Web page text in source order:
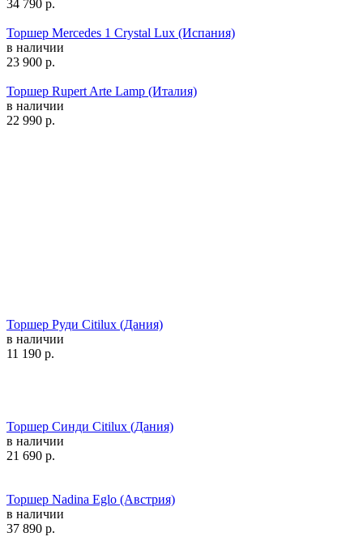
34 790 р.
Торшер Mercedes 1 Crystal Lux (Испания)
в наличии
23 900 р.
Торшер Rupert Arte Lamp (Италия)
в наличии
22 990 р.
Торшер Руди Citilux (Дания)
в наличии
11 190 р.
Торшер Синди Citilux (Дания)
в наличии
21 690 р.
Торшер Nadina Eglo (Австрия)
в наличии
37 890 р.